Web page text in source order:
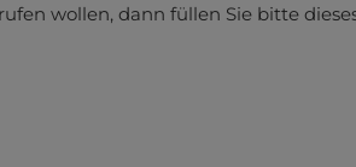
wollen, dann füllen Sie bitte